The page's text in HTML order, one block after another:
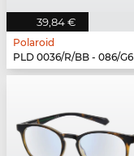
39,84 €
Polaroid
PLD 0036/R/BB - 086/G6